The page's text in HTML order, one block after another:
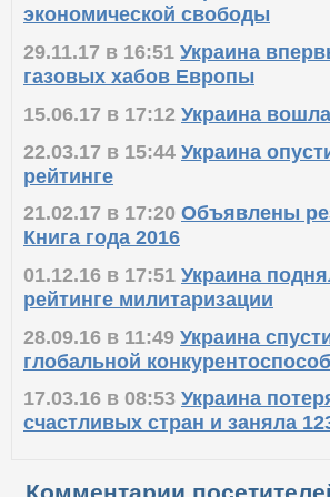
экономической свободы
29.11.17 в 16:51 Украина
газовых хабов Европы
15.06.17 в 17:12 Украина
22.03.17 в 15:44 Украина
рейтинге
21.02.17 в 17:20 Объявлены
Книга года 2016
01.12.16 в 17:51 Украина
рейтинге милитаризации
28.09.16 в 11:49 Украина
глобальной
17.03.16 в 08:53 Украина
счастливых стран и заняла